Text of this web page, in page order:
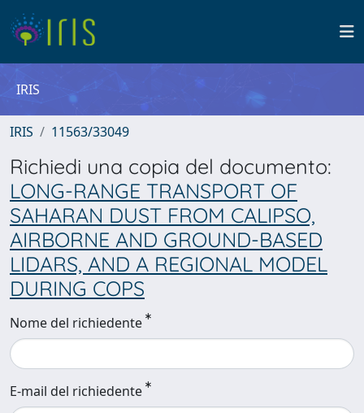
IRIS
IRIS 11563/33049
Richiedi una copia del documento:
LONG-RANGE TRANSPORT OF
SAHARAN DUST FROM CALIPSO,
AIRBORNE AND GROUND-BASED
LIDARS, AND A REGIONAL MODEL
DURING COPS
Nome del richiedente
E-mail del richiedente